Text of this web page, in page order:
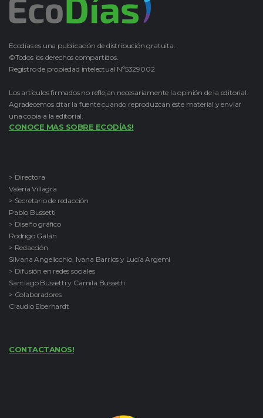
Ecodías es una publicación de distribución gratuita.
©Todos los derechos compartidos.
Registro de propiedad intelectual Nº5329002
Los artículos firmados no reflejan necesariamente la opinión de la editorial.
Agradecemos citar la fuente cuando reproduzcan este material y enviar
una copia a la editorial.
CONOCE MAS SOBRE ECODÍAS!
> Directora
Valeria Villagra
> Secretario de redacción
Pablo Bussetti
> Diseño gráfico
Rodrigo Galán
> Redacción
Silvana Angelicchio, Ivana Barrios y Lucía Argemi
> Difusión en redes sociales
Santiago Bussetti y Camila Bussetti
> Colaboradores
Claudio Eberhardt
CONTACTANOS!